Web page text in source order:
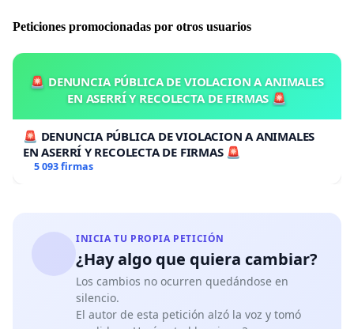
Peticiones promocionadas por otros usuarios
🚨 DENUNCIA PÚBLICA DE VIOLACION A ANIMALES
EN ASERRÍ Y RECOLECTA DE FIRMAS 🚨
🚨 DENUNCIA PÚBLICA DE VIOLACION A ANIMALES
EN ASERRÍ Y RECOLECTA DE FIRMAS 🚨
5 093 firmas
INICIA TU PROPIA PETICIÓN
¿Hay algo que quiera cambiar?
Los cambios no ocurren quedándose en
silencio.
El autor de esta petición alzó la voz y tomó